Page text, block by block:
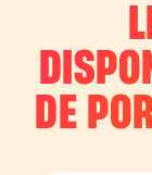
DE